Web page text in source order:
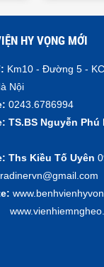
HY VỌNG MỚI
Km10 - Đường 5 -
Nội
0243.6786994
TS.BS Nguyễn Phú
Ths Kiều Tố Uyên
radinervn@gmail.com